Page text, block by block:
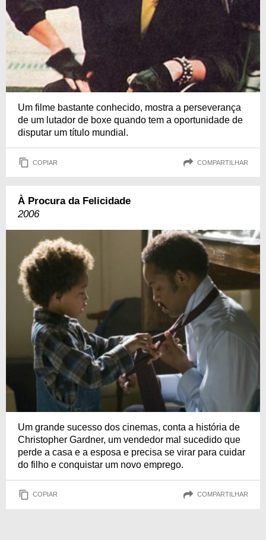
Um filme bastante conhecido, mostra a perseverança
de um lutador de boxe quando tem a oportunidade de
disputar um título mundial.
COPIAR COMPARTILHAR
À Procura da Felicidade
2006
Um grande sucesso dos cinemas, conta a história de
Christopher Gardner, um vendedor mal sucedido que
perde a casa e a esposa e precisa se virar para cuidar
do filho e conquistar um novo emprego.
COPIAR COMPARTILHAR